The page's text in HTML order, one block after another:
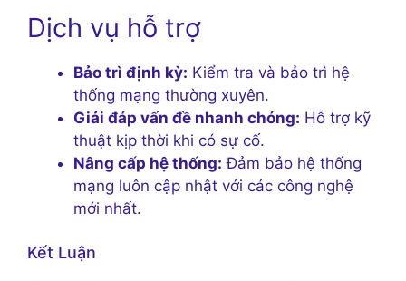
Dịch vụ hỗ trợ
Bảo trì định kỳ: Kiểm tra và bảo trì hệ
thống mạng thường xuyên.
Giải đáp vấn đề nhanh chóng: Hỗ trợ kỹ
thuật kịp thời khi có sự cố.
Nâng cấp hệ thống: Đảm bảo hệ thống
mạng luôn cập nhật với các công nghệ
mới nhất.
Kết Luận